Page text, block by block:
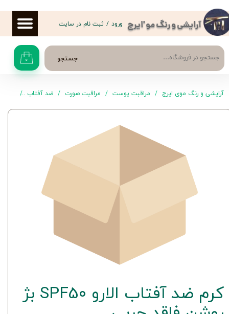
آرایشی و رنگ مو 'ایرج
جستجو ۰
ورود / ثبت نام در سایت
حساب کاربری من
تغییر گذر واژه
سفارشات
خروج از حساب کاربری
آرایشی و رنگ موی ایرج مراقبت پوست مراقبت صورت ضد آفتاب
کرم ضد آفتاب الارو SPF50 بژ